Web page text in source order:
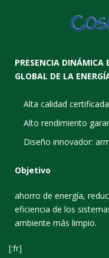
PRESENCIA DINÁMICA
GLOBAL DE LA
Alta calidad certificada
Alto rendimiento
Diseño innovador:
Objetivo
ahorro de energía,
eficiencia de los
ambiente más limpio.
[:fr]